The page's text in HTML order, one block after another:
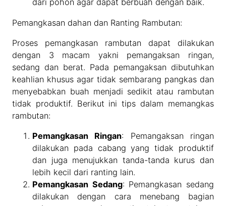
dari pohon agar dapat berbuah dengan baik.
Pemangkasan dahan dan Ranting Rambutan:
Proses pemangkasan rambutan dapat dilakukan
dengan 3 macam yakni pemangaksan ringan,
sedang dan berat. Pada pemangaksan dibutuhkan
keahlian khusus agar tidak sembarang pangkas dan
menyebabkan buah menjadi sedikit atau rambutan
tidak produktif. Berikut ini tips dalam memangkas
rambutan:
Pemangkasan Ringan: Pemangaksan ringan
dilakukan pada cabang yang tidak produktif
dan juga menujukkan tanda-tanda kurus dan
lebih kecil dari ranting lain.
Pemangkasan Sedang: Pemangkasan sedang
dilakukan dengan cara menebang bagian